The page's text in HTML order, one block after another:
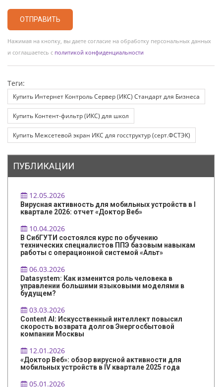
ОТПРАВИТЬ
Нажимая на кнопку, вы даете согласие на обработку персональных данных
и соглашаетесь с политикой конфиденциальности
Теги:
Купить Интернет Контроль Сервер (ИКС) Стандарт для Бизнеса
Купить Контент-фильтр (ИКС) для школ
Купить Межсетевой экран ИКС для госструктур (серт.ФСТЭК)
ПУБЛИКАЦИИ
12.05.2026
Вирусная активность для мобильных устройств в I
квартале 2026: отчет «Доктор Веб»
10.04.2026
В СибГУТИ состоялся курс по обучению
технических специалистов ППЭ базовым навыкам
работы с операционной системой «Альт»
06.03.2026
Datasystem: Как изменится роль человека в
управлении большими языковыми моделями в
будущем?
03.03.2026
Content AI: Искусственный интеллект повысил
скорость возврата долгов Энергосбытовой
компании Москвы
12.01.2026
«Доктор Веб»: обзор вирусной активности для
мобильных устройств в IV квартале 2025 года
05.01.2026